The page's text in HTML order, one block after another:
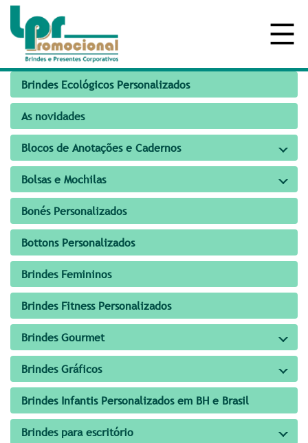
Brindes Ecológicos Personalizados
As novidades
Blocos de Anotações e Cadernos
Bolsas e Mochilas
Bonés Personalizados
Bottons Personalizados
Brindes Femininos
Brindes Fitness Personalizados
Brindes Gourmet
Brindes Gráficos
Brindes Infantis Personalizados em BH e Brasil
Brindes para escritório